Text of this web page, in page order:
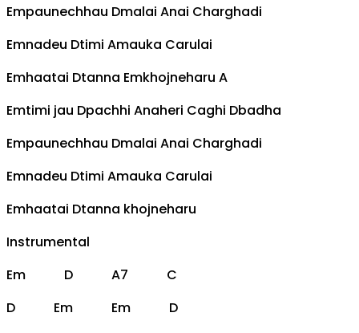
Empaunechhau Dmalai Anai Charghadi
Emnadeu Dtimi Amauka Carulai
Emhaatai Dtanna Emkhojneharu A
Emtimi jau Dpachhi Anaheri Caghi Dbadha
Empaunechhau Dmalai Anai Charghadi
Emnadeu Dtimi Amauka Carulai
Emhaatai Dtanna khojneharu
Instrumental
Em
D A7
C
D
Em Em
D